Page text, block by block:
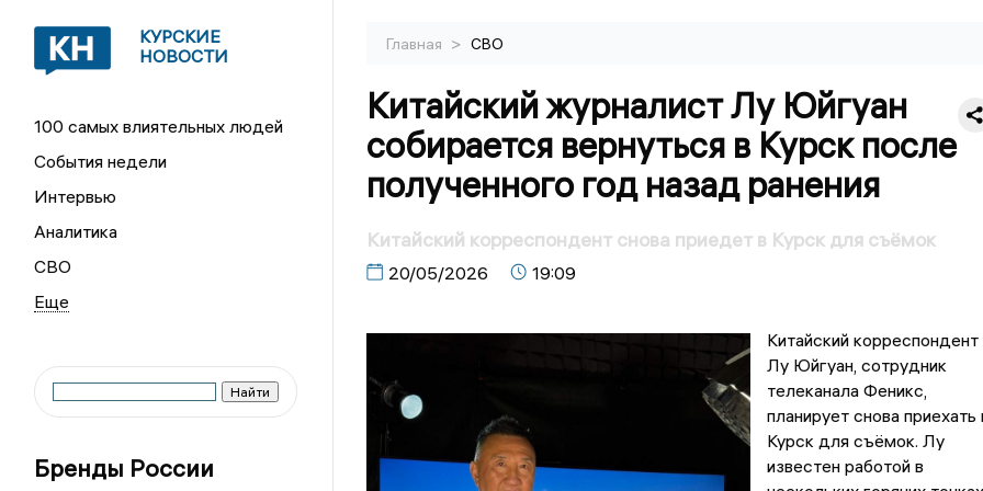
КУРСКИЕ
НОВОСТИ
100 самых влиятельных людей
События недели
Интервью
Аналитика
СВО
Бренды России
Главная > СВО
Китайский журналист Лу Юйгуан
собирается вернуться в Курск после
полученного год назад ранения
Китайский корреспондент снова приедет в Курск для съёмок
20/05/2026 19:09
Китайский корреспондент
Лу Юйгуан, сотрудник
телеканала Феникс,
планирует снова приехать
Курск для съёмок. Лу
известен работой в